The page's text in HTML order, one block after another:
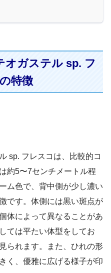
オガステル sp. フ
特徴
sp. フレスコは、比較的コ
約5〜7センチメートル程
ム色で、背中側が少し濃い
です。体側には黒い斑点が
体によって異なることがあ
ては平たい体型をしてお
られます。また、ひれの形
く、優雅に広げる様子が印